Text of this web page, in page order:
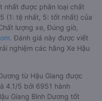
nhất được phân loại chất
(1: tệ nhất, 5: tốt nhất) của
lượng xe, Đúng giờ,
. Đánh giá này được viết
nghiệm các hãng Xe Hậu
từ Hậu Giang được
4.1/5 bởi 6951 hành
Giang Bình Dương tốt